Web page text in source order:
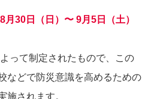
8月30日（日）〜 9月5日（土）
って制定されたもので、この
などで防災意識を高めるための
施されます。